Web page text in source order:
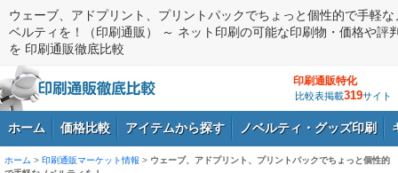
ウェーブ、アドプリント、プリントパックでちょっと個性的で手軽な
ベルティを！（印刷通販） ～ ネット印刷の可能な印刷物・価格や評
を 印刷通販徹底比較
印刷通販特化
比較表掲載319サイト
ホーム 価格比較 アイテムから探す ノベルティ・グッズ印刷
ホーム > 印刷通販マーケット情報 > ウェーブ、アドプリント、プリントパックでちょっと個性的